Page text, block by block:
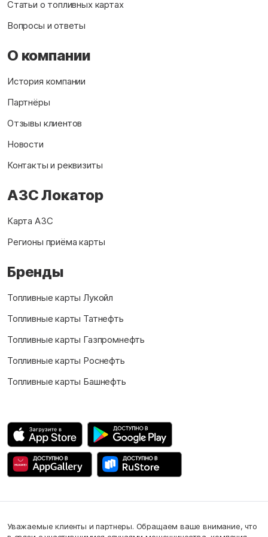
Статьи о топливных картах
Вопросы и ответы
О компании
История компании
Партнёры
Отзывы клиентов
Новости
Контакты и реквизиты
АЗС Локатор
Карта АЗС
Регионы приёма карты
Бренды
Топливные карты Лукойл
Топливные карты Татнефть
Топливные карты Газпромнефть
Топливные карты Роснефть
Топливные карты Башнефть
Уважаемые клиенты и партнеры. Обращаем ваше внимание, что